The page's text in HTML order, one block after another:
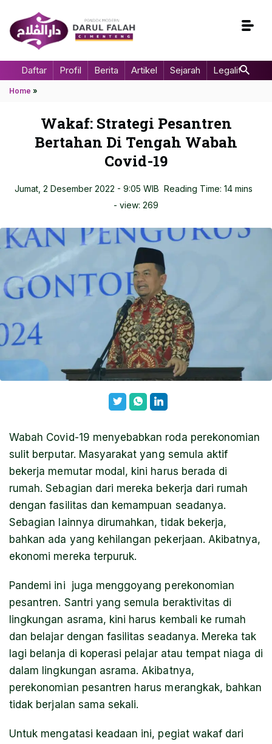
Daftar Profil Berita Artikel Sejarah Legalitas
Home »
Wakaf: Strategi Pesantren
Bertahan Di Tengah Wabah
Covid-19
Jumat, 2 Desember 2022 - 9:05 WIB Reading Time: 14 mins
- view: 269
Wabah Covid-19 menyebabkan roda perekonomian
sulit berputar. Masyarakat yang semula aktif
bekerja memutar modal, kini harus berada di
rumah. Sebagian dari mereka bekerja dari rumah
dengan fasilitas dan kemampuan seadanya.
Sebagian lainnya dirumahkan, tidak bekerja,
bahkan ada yang kehilangan pekerjaan. Akibatnya,
ekonomi mereka terpuruk.
Pandemi ini juga menggoyang perekonomian
pesantren. Santri yang semula beraktivitas di
lingkungan asrama, kini harus kembali ke rumah
dan belajar dengan fasilitas seadanya. Mereka tak
lagi belanja di koperasi pelajar atau tempat niaga di
dalam lingkungan asrama. Akibatnya,
perekonomian pesantren harus merangkak, bahkan
tidak berjalan sama sekali.
Untuk mengatasi keadaan ini, pegiat wakaf dari